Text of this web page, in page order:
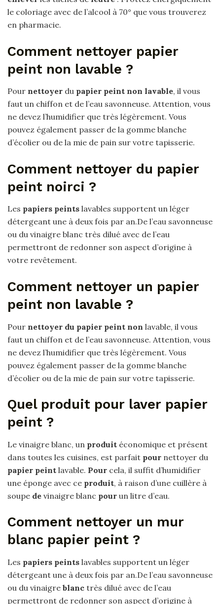
le coloriage avec de l’alcool à 70° que vous trouverez
en pharmacie.
Comment nettoyer papier
peint non lavable ?
Pour nettoyer du papier peint non lavable, il vous
faut un chiffon et de l’eau savonneuse. Attention, vous
ne devez l’humidifier que très légèrement. Vous
pouvez également passer de la gomme blanche
d’écolier ou de la mie de pain sur votre tapisserie.
Comment nettoyer du papier
peint noirci ?
Les papiers peints lavables supportent un léger
détergeant une à deux fois par an.De l’eau savonneuse
ou du vinaigre blanc très dilué avec de l’eau
permettront de redonner son aspect d’origine à
votre revêtement.
Comment nettoyer un papier
peint non lavable ?
Pour nettoyer du papier peint non lavable, il vous
faut un chiffon et de l’eau savonneuse. Attention, vous
ne devez l’humidifier que très légèrement. Vous
pouvez également passer de la gomme blanche
d’écolier ou de la mie de pain sur votre tapisserie.
Quel produit pour laver papier
peint ?
Le vinaigre blanc, un produit économique et présent
dans toutes les cuisines, est parfait pour nettoyer du
papier peint lavable. Pour cela, il suffit d’humidifier
une éponge avec ce produit, à raison d’une cuillère à
soupe de vinaigre blanc pour un litre d’eau.
Comment nettoyer un mur
blanc papier peint ?
Les papiers peints lavables supportent un léger
détergeant une à deux fois par an.De l’eau savonneuse
ou du vinaigre blanc très dilué avec de l’eau
permettront de redonner son aspect d’origine à